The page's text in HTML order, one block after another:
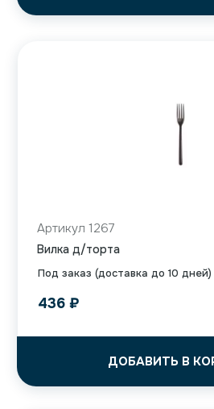
Под заказ (доставка до 10 дней)
Артикул 1267
Вилка д/торта
436 ₽
ДОБАВИТЬ В